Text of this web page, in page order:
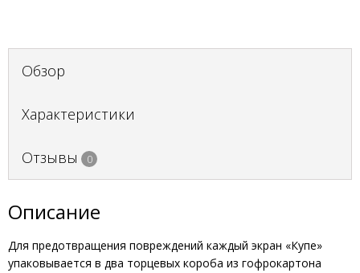
Обзор
Характеристики
Отзывы 0
Описание
Для предотвращения повреждений каждый экран «Купе»
упаковывается в два торцевых короба из гофрокартона